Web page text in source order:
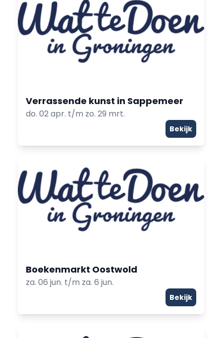
Verrassende kunst in Sappemeer
do. 02 apr. t/m zo. 29 mrt.
Bekijk
Boekenmarkt Oostwold
za. 06 jun. t/m za. 6 jun.
Bekijk